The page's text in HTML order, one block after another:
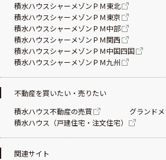
積水ハウスシャーメゾンＰＭ東北
積水ハウスシャーメゾンＰＭ東京
積水ハウスシャーメゾンＰＭ中部
積水ハウスシャーメゾンＰＭ関西
積水ハウスシャーメゾンＰＭ中国四国
積水ハウスシャーメゾンＰＭ九州
不動産を買いたい・売りたい
積水ハウス不動産の売買
グランド
積水ハウス（戸建住宅・注文住宅）
関連サイト